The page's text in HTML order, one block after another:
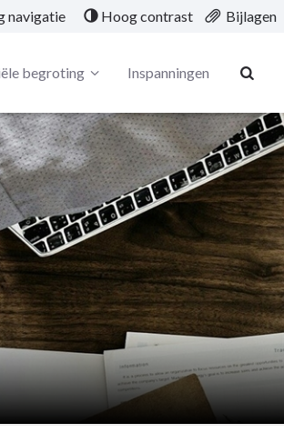
navigatie Hoog contrast Bijlagen
begroting Inspanningen